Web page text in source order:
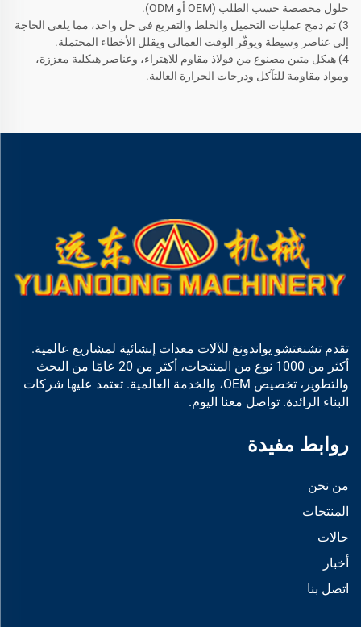
حلول مخصصة حسب الطلب (OEM أو ODM).
3) تم دمج عمليات التحميل والخلط والتفريغ في حل واحد، مما يلغي الحاجة
إلى عناصر وسيطة ويوفّر الوقت العمالي ويقلل الأخطاء المحتملة.
4) هيكل متين مصنوع من فولاذ مقاوم للاهتراء، وعناصر هيكلية معززة،
ومواد مقاومة للتآكل ودرجات الحرارة العالية.
تقدم تشنغتشو يواندونغ للآلات معدات إنشائية لمشاريع عالمية.
أكثر من 1000 نوع من المنتجات، أكثر من 20 عامًا من البحث
والتطوير، تخصيص OEM، والخدمة العالمية. تعتمد عليها شركات
البناء الرائدة. تواصل معنا اليوم.
روابط مفيدة
من نحن
المنتجات
حالات
أخبار
اتصل بنا